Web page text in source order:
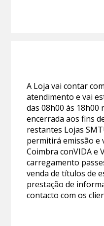
A Loja vai contar
atendimento e vai
das 08h00 às 18h00
encerrada aos fins
restantes Lojas
permitirá emissão e
Coimbra conVIDA e
carregamento
venda de títulos de
prestação de
contacto com os